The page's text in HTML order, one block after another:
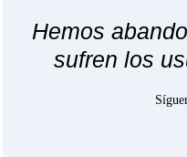
Hemos
sufren los